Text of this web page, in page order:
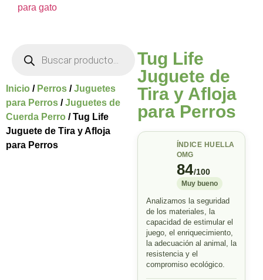
Inicio / Perros /Juguetes
para Perros /Juguetes de
Cuerda Perro / Tug Life
Juguete de Tira y Afloja
para Perros
Tug Life
Juguete de
Tira y Afloja
para Perros
ÍNDICE HUELLA
OMG
84/100
Muy bueno
Analizamos la seguridad
de los materiales, la
capacidad de estimular el
juego, el enriquecimiento,
la adecuación al animal, la
resistencia y el
compromiso ecológico.